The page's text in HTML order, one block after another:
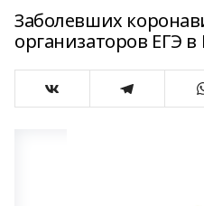
Заболевших
организаторов ЕГЭ